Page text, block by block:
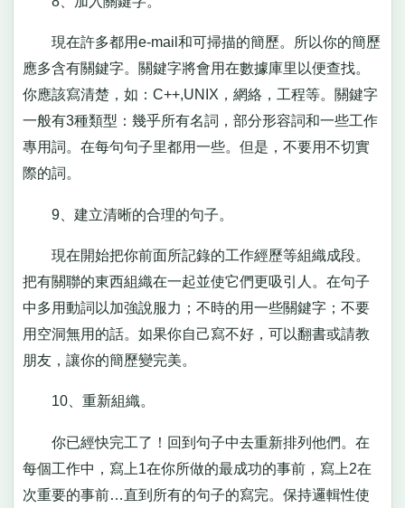
現在許多都用e-mail和可掃描的簡歷。所以你的簡歷
應多含有關鍵字。關鍵字將會用在數據庫里以便查找。
你應該寫清楚，如：C++,UNIX，網絡，工程等。關鍵字
一般有3種類型：幾乎所有名詞，部分形容詞和一些工作
專用詞。在每句句子里都用一些。但是，不要用不切實
際的詞。
9、建立清晰的合理的句子。
現在開始把你前面所記錄的工作經歷等組織成段。
把有關聯的東西組織在一起並使它們更吸引人。在句子
中多用動詞以加強說服力；不時的用一些關鍵字；不要
用空洞無用的話。如果你自己寫不好，可以翻書或請教
朋友，讓你的簡歷變完美。
10、重新組織。
你已經快完工了！回到句子中去重新排列他們。在
每個工作中，寫上1在你所做的最成功的事前，寫上2在
次重要的事前…直到所有的句子的寫完。保持邏輯性使